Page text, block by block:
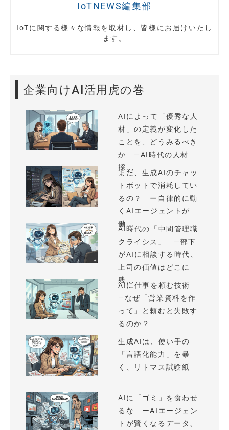
IoTNEWS編集部
IoTに関する様々な情報を取材し、皆様にお届けいたし
ます。
企業向けAI活用虎の巻
AIによって「優秀な人
材」の定義が変化した
ことを、どうみるべき
か —AI時代の人材
採...
まだ、生成AIのチャッ
トボットで消耗してい
るの？ ー自律的に動
くAIエージェントが
働...
AI時代の「中間管理職
クライシス」 —部下
がAIに相談する時代、
上司の価値はどこに
残...
AIに仕事を頼む技術
—なぜ「営業資料を作
って」と頼むと失敗す
るのか？
生成AIは、使い手の
「言語化能力」を暴
く、リトマス試験紙
AIに「ゴミ」を食わせ
るな ーAIエージェン
トが賢くなるデータ、